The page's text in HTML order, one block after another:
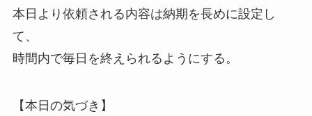
本日より依頼される内容は納期を長めに設定し
て、
時間内で毎日を終えられるようにする。
【本日の気づき】